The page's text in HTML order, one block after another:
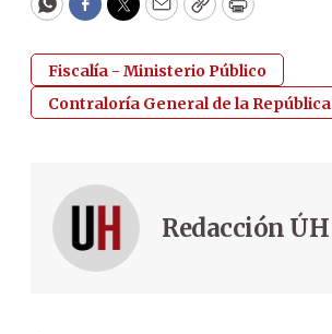
WhatsApp
Facebook
Twitter
EmailCopyPrint
Fiscalía - Ministerio Público
Contraloría General de la República
Redacción ÚH